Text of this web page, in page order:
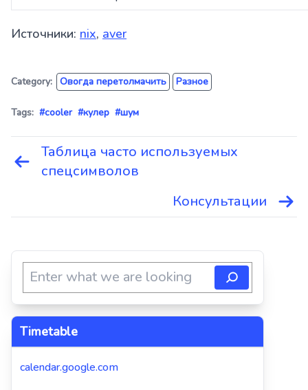
Источники: nix, aver
Category: Овогда перетолмачить Разное
Tags: #cooler #кулер #шум
Навигация
по
Таблица часто используемых
спецсимволов
Консультации
Timetable
calendar.google.com